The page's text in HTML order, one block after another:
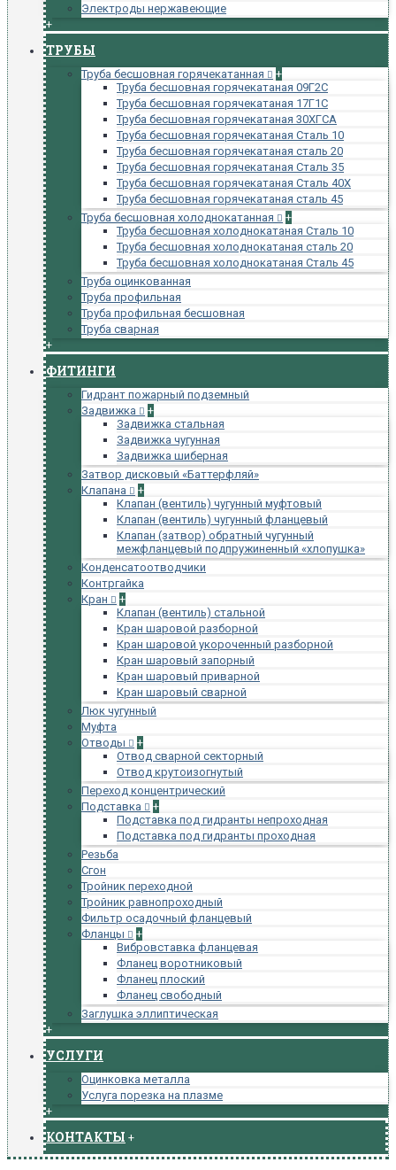
Электроды нержавеющие
+
ТРУБЫ
Труба бесшовная горячекатанная
+
Труба бесшовная горячекатаная 09Г2С
Труба бесшовная горячекатаная 17Г1С
Труба бесшовная горячекатаная 30ХГСА
Труба бесшовная горячекатаная Сталь 10
Труба бесшовная горячекатаная сталь 20
Труба бесшовная горячекатаная Сталь 35
Труба бесшовная горячекатаная Сталь 40Х
Труба бесшовная горячекатаная сталь 45
Труба бесшовная холоднокатанная
+
Труба бесшовная холоднокатаная Сталь 10
Труба бесшовная холоднокатаная сталь 20
Труба бесшовная холоднокатаная Сталь 45
Труба оцинкованная
Труба профильная
Труба профильная бесшовная
Труба сварная
+
ФИТИНГИ
Гидрант пожарный подземный
Задвижка
+
Задвижка стальная
Задвижка чугунная
Задвижка шиберная
Затвор дисковый «Баттерфляй»
Клапана
+
Клапан (вентиль) чугунный муфтовый
Клапан (вентиль) чугунный фланцевый
Клапан (затвор) обратный чугунный
межфланцевый подпружиненный «хлопушка»
Конденсатоотводчики
Контргайка
Кран
+
Клапан (вентиль) стальной
Кран шаровой разборной
Кран шаровой укороченный разборной
Кран шаровый запорный
Кран шаровый приварной
Кран шаровый сварной
Люк чугунный
Муфта
Отводы
+
Отвод сварной секторный
Отвод крутоизогнутый
Переход концентрический
Подставка
+
Подставка под гидранты непроходная
Подставка под гидранты проходная
Резьба
Сгон
Тройник переходной
Тройник равнопроходный
Фильтр осадочный фланцевый
Фланцы
+
Вибровставка фланцевая
Фланец воротниковый
Фланец плоский
Фланец свободный
Заглушка эллиптическая
+
УСЛУГИ
Оцинковка металла
Услуга порезка на плазме
+
КОНТАКТЫ +